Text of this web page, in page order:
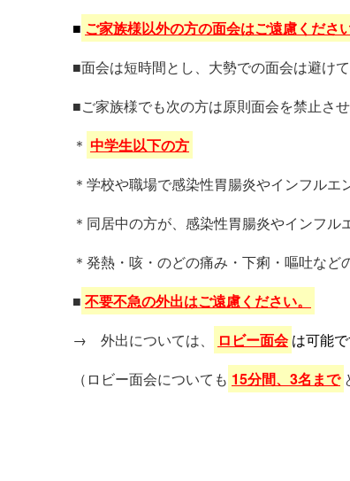
■ ご家族様以外の方の面会はご遠慮ください
■面会は短時間とし、大勢での面会は避け
■ご家族様でも次の方は原則面会を禁止させ
＊ 中学生以下の方
＊学校や職場で感染性胃腸炎やインフルエ
＊同居中の方が、感染性胃腸炎やインフル
＊発熱・咳・のどの痛み・下痢・嘔吐など
■ 不要不急の外出はご遠慮ください。
→ 外出については、
ロビー面会 は可能で
（ロビー面会についても 15分間、3名まで